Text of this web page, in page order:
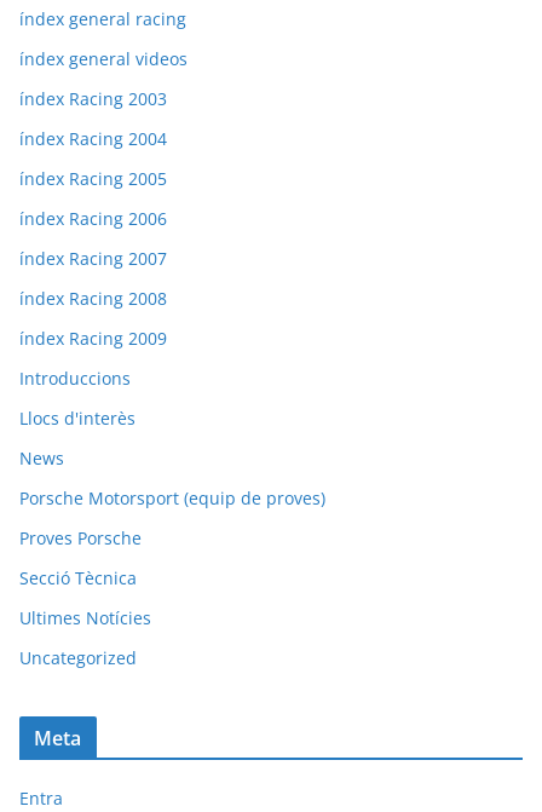
índex general racing
índex general videos
índex Racing 2003
índex Racing 2004
índex Racing 2005
índex Racing 2006
índex Racing 2007
índex Racing 2008
índex Racing 2009
Introduccions
Llocs d'interès
News
Porsche Motorsport (equip de proves)
Proves Porsche
Secció Tècnica
Ultimes Notícies
Uncategorized
Meta
Entra